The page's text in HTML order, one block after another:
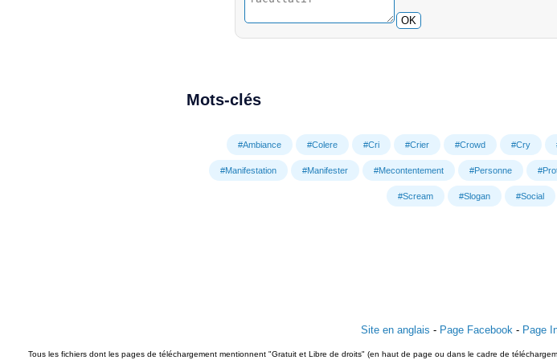
OK
Mots-clés
#Ambiance #Colere #Cri #Crier #Crowd #Cry
#Manifestation #Manifester #Mecontentement #Personne
#Scream #Slogan #Social
Site en anglais - Page Facebook - Page
Tous les fichiers dont les pages de téléchargement mentionnent "Gratuit et Libre de droits" (en haut de page ou dans le cadre de